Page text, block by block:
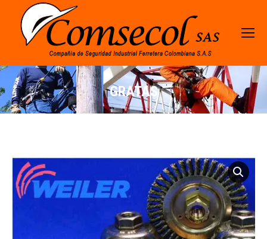
GRATAS